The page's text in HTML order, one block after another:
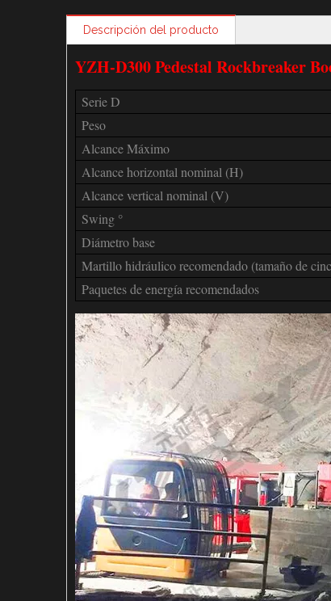
Descripción del producto
YZH-D300 Pedestal Rockbreaker
Serie D
Peso
Alcance Máximo
Alcance horizontal nominal (H)
Alcance vertical nominal (V)
Swing °
Diámetro base
Martillo hidráulico recomendado (tamaño de
Paquetes de energía recomendados